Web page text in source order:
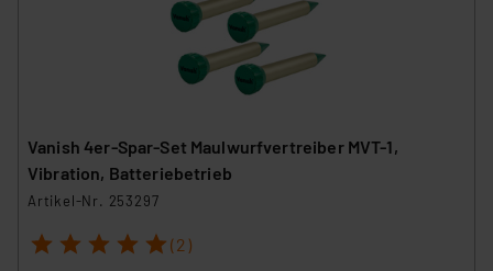
Vanish 4er-Spar-Set Maulwurfvertreiber MVT-1,
Vibration, Batteriebetrieb
Artikel-Nr. 253297
1 2 3 4 5 (2)